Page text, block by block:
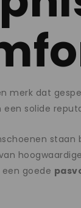
merk dat
een solide
staan
goede